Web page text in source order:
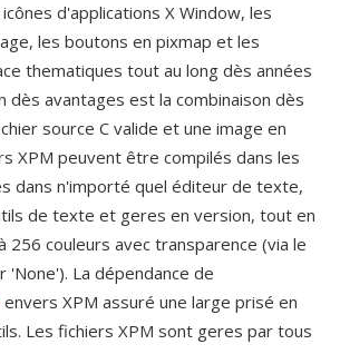
d'applications X Window, les
les boutons en pixmap et les
thematiques tout au long dès années
dès avantages est la combinaison dès
source C valide et une image en
XPM peuvent être compilés dans les
dans n'importé quel éditeur de texte,
de texte et geres en version, tout en
256 couleurs avec transparence (via le
'None'). La dépendance de
envers XPM assuré une large prisé en
Les fichiers XPM sont geres par tous